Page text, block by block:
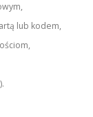
lub kodem,